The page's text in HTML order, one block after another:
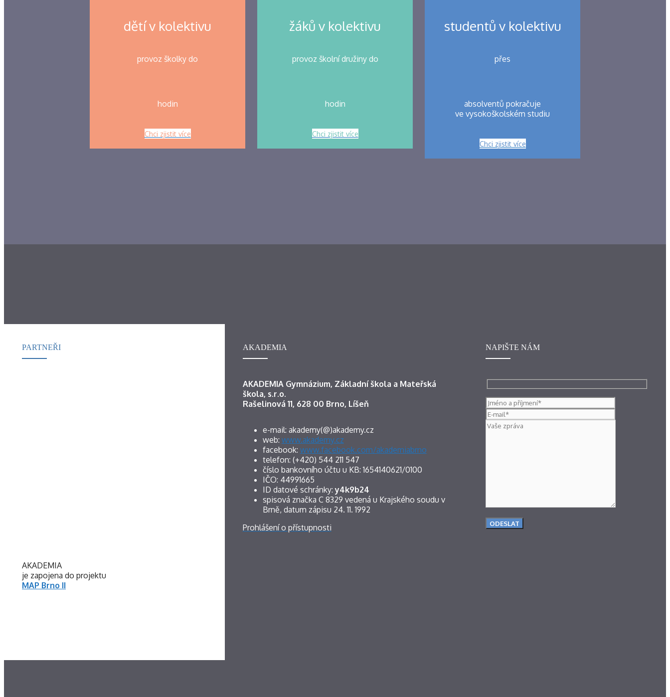
dětí v kolektivu
provoz školky do
hodin
Chci zjistit více
žáků v kolektivu
provoz školní družiny do
hodin
Chci zjistit více
studentů v kolektivu
přes
absolventů pokračuje
ve vysokoškolském studiu
Chci zjistit více
PARTNEŘI
AKADEMIA
je zapojena do projektu
MAP Brno II
AKADEMIA
AKADEMIA Gymnázium, Základní škola a Mateřská
škola, s.r.o.
Rašelinová 11, 628 00 Brno, Líšeň
e-mail: akademy(@)akademy.cz
web: www.akademy.cz
facebook: www.facebook.com/akademiabrno
telefon: (+420) 544 211 547
číslo bankovního účtu u KB: 1654140621/0100
IČO: 44991665
ID datové schránky:y4k9b24
spisová značka C 8329 vedená u Krajského soudu v
Brně, datum zápisu 24. 11. 1992
Prohlášení o přístupnosti
NAPIŠTE NÁM